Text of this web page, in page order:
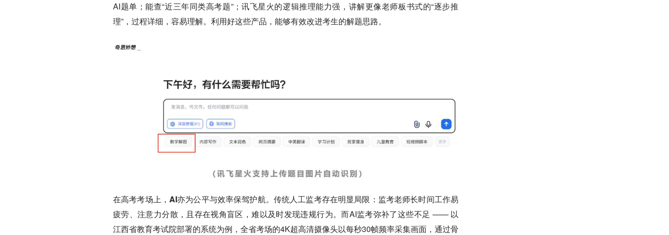
AI题单；能查“近三年同类高考题”；讯飞星火的逻辑推理能力强，讲解更像老师板书式的“逐步推
理”，过程详细，容易理解。利用好这些产品，能够有效改进考生的解题思路。
在高考考场上，AI亦为公平与效率保驾护航。 传统人工监考存在明显局限：监考老师长时间工作易
疲劳、注意力分散，且存在视角盲区，难以及时发现违规行为。而AI监考弥补了这些不足 —— 以
江西省教育考试院部署的系统为例，全省考场的4K超高清摄像头以每秒30帧频率采集画面，通过骨